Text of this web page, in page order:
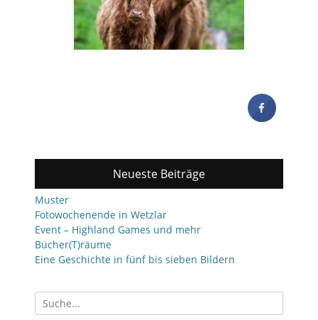
Neueste Beiträge
Muster
Fotowochenende in Wetzlar
Event – Highland Games und mehr
Bücher(T)räume
Eine Geschichte in fünf bis sieben Bildern
Suchen
nach: